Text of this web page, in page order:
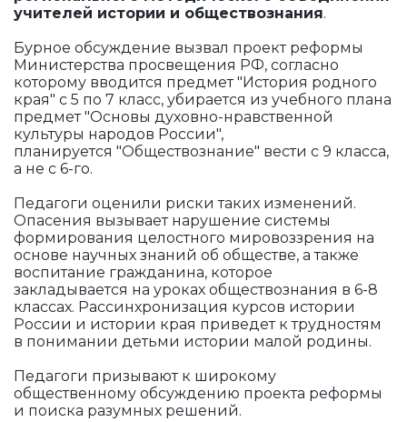
учителей истории и обществознания.
Бурное обсуждение вызвал проект реформы
Министерства просвещения РФ, согласно
которому вводится предмет "История родного
края" с 5 по 7 класс, убирается из учебного плана
предмет "Основы духовно-нравственной
культуры народов России",
планируется "Обществознание" вести с 9 класса,
а не с 6-го.
Педагоги оценили риски таких изменений.
Опасения вызывает нарушение системы
формирования целостного мировоззрения на
основе научных знаний об обществе, а также
воспитание гражданина, которое
закладывается на уроках обществознания в 6-8
классах. Рассинхронизация курсов истории
России и истории края приведет к трудностям
в понимании детьми истории малой родины.
Педагоги призывают к широкому
общественному обсуждению проекта реформы
и поиска разумных решений.